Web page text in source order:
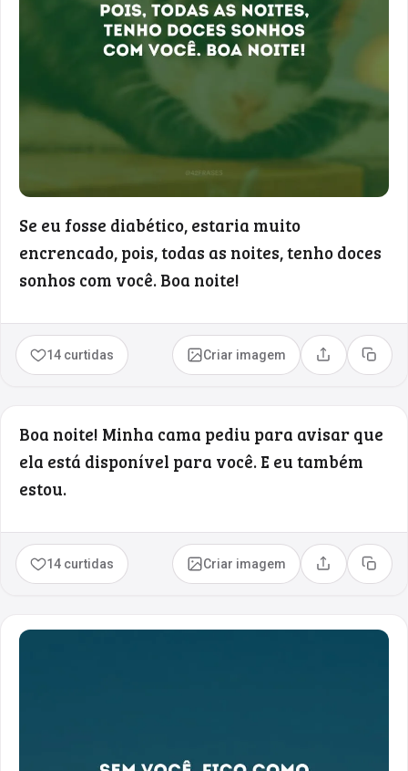
Se eu fosse diabético, estaria muito
encrencado, pois, todas as noites, tenho doces
sonhos com você. Boa noite!
14 curtidas Criar imagem Compartilhar
Copiar
Boa noite! Minha cama pediu para avisar que
ela está disponível para você. E eu também
estou.
14 curtidas Criar imagem Compartilhar
Copiar